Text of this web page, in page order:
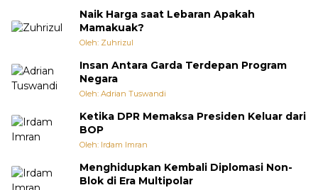
Naik Harga saat Lebaran Apakah
Mamakuak?
Oleh: Zuhrizul
Insan Antara Garda Terdepan Program
Negara
Oleh: Adrian Tuswandi
Ketika DPR Memaksa Presiden Keluar dari
BOP
Oleh: Irdam Imran
Menghidupkan Kembali Diplomasi Non-
Blok di Era Multipolar